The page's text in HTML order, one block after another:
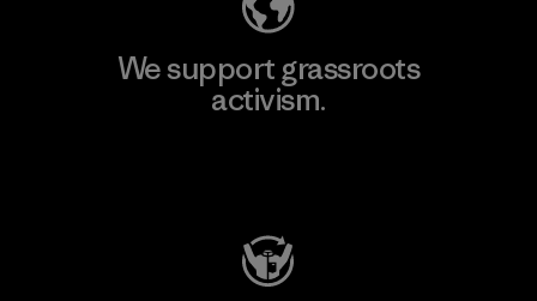
We support grassroots
activism.